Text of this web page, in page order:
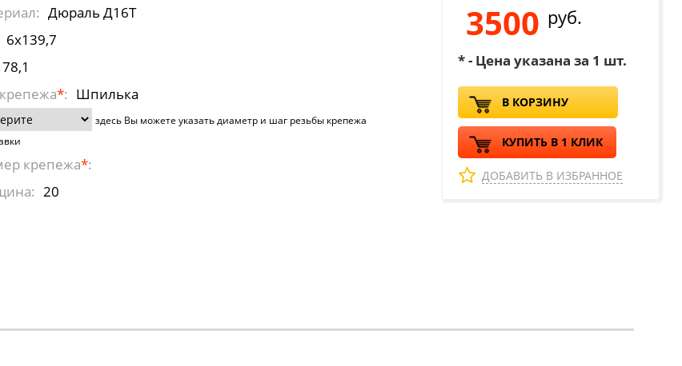
Дюраль Д16Т
6x139,7
78,1
*: Шпилька
здесь Вы можете указать диаметр и шаг резьбы крепежа
крепежа*:
20
3500 руб.
* - Цена указана за 1 шт.
В КОРЗИНУ
КУПИТЬ В 1 КЛИК
ДОБАВИТЬ В ИЗБРАННОЕ